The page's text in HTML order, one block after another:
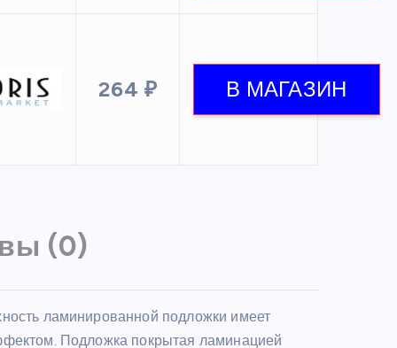
264 ₽
(0)
ламинированной подложки имеет
Подложка покрытая ламинацией